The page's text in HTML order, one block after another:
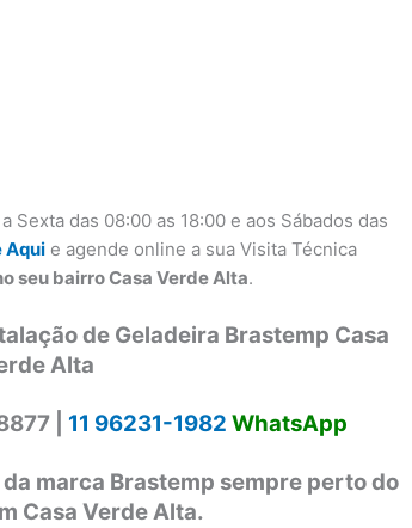
das 08:00 as 18:00 e aos Sábados das
Aqui e agende online a sua Visita Técnica
seu bairro Casa Verde Alta.
de Geladeira Brastemp Casa
Alta
| 11 96231-1982 WhatsApp
marca Brastemp sempre perto do
Casa Verde Alta.